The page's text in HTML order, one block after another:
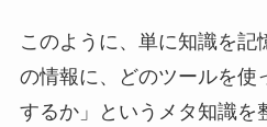
このように、単に知識を記
の情報に、どのツールを使
するか」というメタ知識を